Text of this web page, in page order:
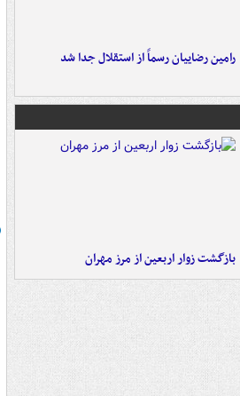
رامین رضاییان رسماً از استقلال جدا شد
بازگشت زوار اربعین از مرز مهران